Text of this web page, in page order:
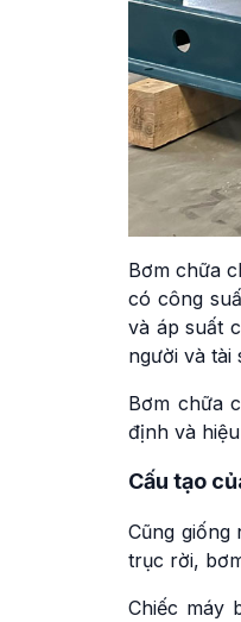
Bơm chữa
có công
và áp suất
người và tài
Bơm chữa
định và
Cấu tạo
Cũng giống
trục rời,
Chiếc máy